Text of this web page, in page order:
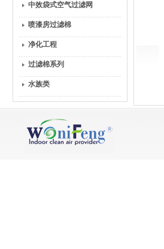
中效袋式空气过滤网
喷漆房过滤棉
净化工程
过滤棉系列
水族类